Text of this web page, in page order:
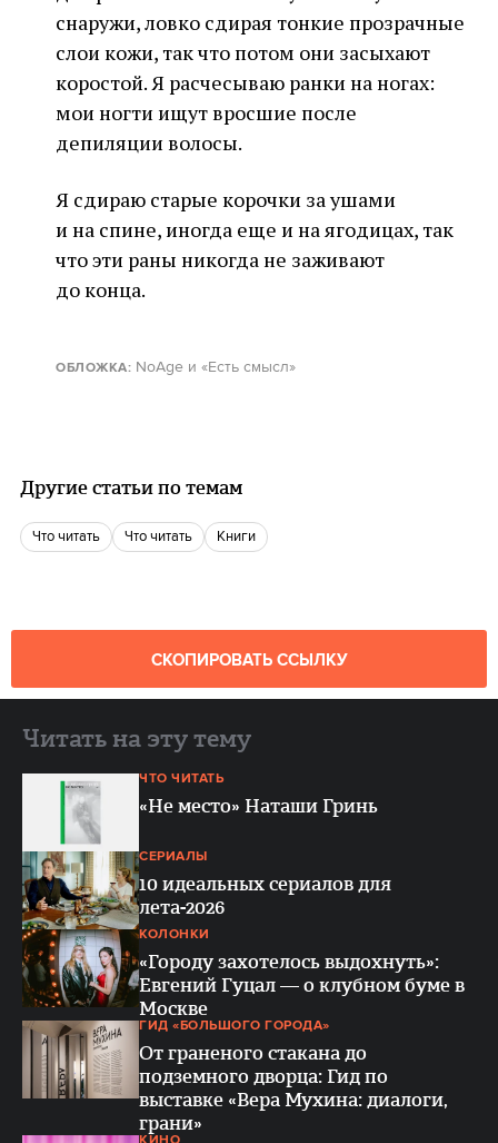
снаружи, ловко сдирая тонкие прозрачные
слои кожи, так что потом они засыхают
коростой. Я расчесываю ранки на ногах:
мои ногти ищут вросшие после
депиляции волосы.
Я сдираю старые корочки за ушами
и на спине, иногда еще и на ягодицах, так
что эти раны никогда не заживают
до конца.
ОБЛОЖКА: NoAge и «Есть смысл»
Другие статьи по темам
что читать что читать книги
СКОПИРОВАТЬ ССЫЛКУ
Читать на эту тему
ЧТО ЧИТАТЬ
«Не место» Наташи Гринь
СЕРИАЛЫ
10 идеальных сериалов для
лета-2026
КОЛОНКИ
«Городу захотелось выдохнуть»:
Евгений Гуцал — о клубном буме в
Москве
ГИД «БОЛЬШОГО ГОРОДА»
От граненого стакана до
подземного дворца: Гид по
выставке «Вера Мухина: диалоги,
грани»